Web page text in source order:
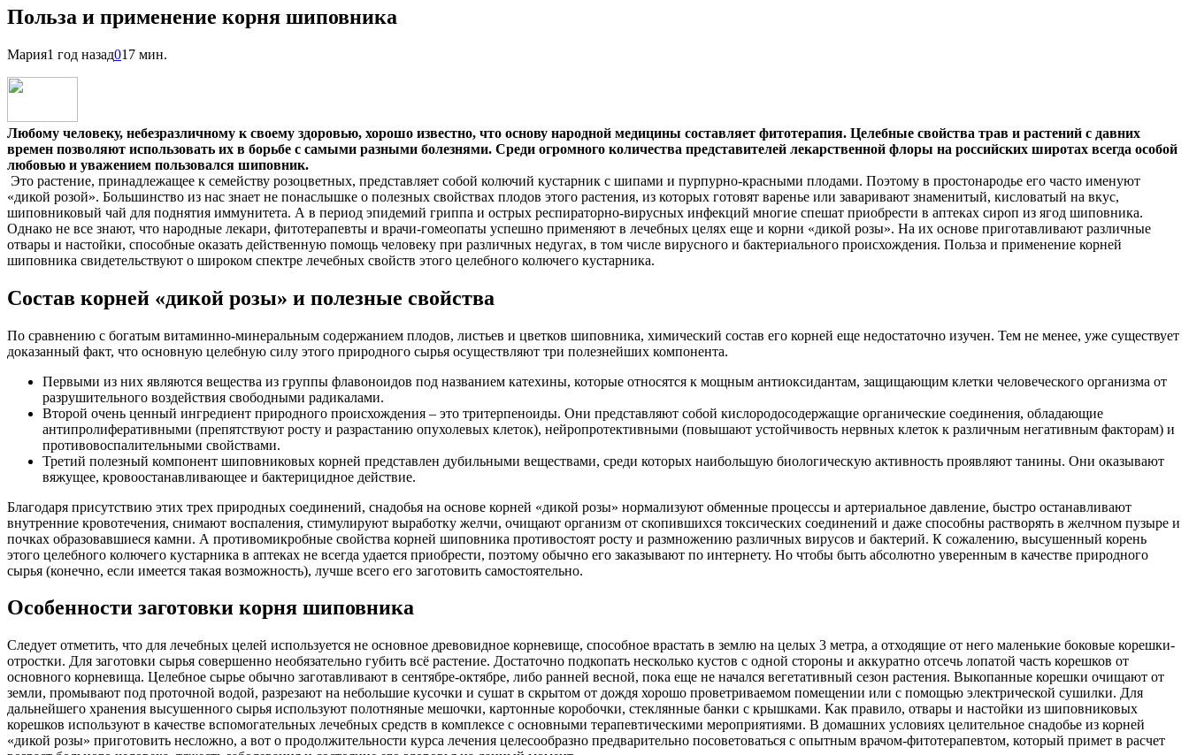
Польза и применение корня шиповника
Мария1 год назад017 мин.
Любому человеку, небезразличному к своему здоровью, хорошо известно, что основу народной медицины составляет фитотерапия. Целебные свойства трав и растений с давних
времен позволяют использовать их в борьбе с самыми разными болезнями. Среди огромного количества представителей лекарственной флоры на российских широтах всегда особой
любовью и уважением пользовался шиповник.
Это растение, принадлежащее к семейству розоцветных, представляет собой колючий кустарник с шипами и пурпурно-красными плодами. Поэтому в простонародье его часто именуют
«дикой розой». Большинство из нас знает не понаслышке о полезных свойствах плодов этого растения, из которых готовят варенье или заваривают знаменитый, кисловатый на вкус,
шиповниковый чай для поднятия иммунитета. А в период эпидемий гриппа и острых респираторно-вирусных инфекций многие спешат приобрести в аптеках сироп из ягод шиповника.
Однако не все знают, что народные лекари, фитотерапевты и врачи-гомеопаты успешно применяют в лечебных целях еще и корни «дикой розы». На их основе приготавливают различные
отвары и настойки, способные оказать действенную помощь человеку при различных недугах, в том числе вирусного и бактериального происхождения. Польза и применение корней
шиповника свидетельствуют о широком спектре лечебных свойств этого целебного колючего кустарника.
Состав корней «дикой розы» и полезные свойства
По сравнению с богатым витаминно-минеральным содержанием плодов, листьев и цветков шиповника, химический состав его корней еще недостаточно изучен. Тем не менее, уже существует
доказанный факт, что основную целебную силу этого природного сырья осуществляют три полезнейших компонента.
Первыми из них являются вещества из группы флавоноидов под названием катехины, которые относятся к мощным антиоксидантам, защищающим клетки человеческого организма от
разрушительного воздействия свободными радикалами.
Второй очень ценный ингредиент природного происхождения – это тритерпеноиды. Они представляют собой кислородосодержащие органические соединения, обладающие
антипролиферативными (препятствуют росту и разрастанию опухолевых клеток), нейропротективными (повышают устойчивость нервных клеток к различным негативным факторам) и
противовоспалительными свойствами.
Третий полезный компонент шиповниковых корней представлен дубильными веществами, среди которых наибольшую биологическую активность проявляют танины. Они оказывают
вяжущее, кровоостанавливающее и бактерицидное действие.
Благодаря присутствию этих трех природных соединений, снадобья на основе корней «дикой розы» нормализуют обменные процессы и артериальное давление, быстро останавливают
внутренние кровотечения, снимают воспаления, стимулируют выработку желчи, очищают организм от скопившихся токсических соединений и даже способны растворять в желчном пузыре и
почках образовавшиеся камни. А противомикробные свойства корней шиповника противостоят росту и размножению различных вирусов и бактерий. К сожалению, высушенный корень
этого целебного колючего кустарника в аптеках не всегда удается приобрести, поэтому обычно его заказывают по интернету. Но чтобы быть абсолютно уверенным в качестве природного
сырья (конечно, если имеется такая возможность), лучше всего его заготовить самостоятельно.
Особенности заготовки корня шиповника
Следует отметить, что для лечебных целей используется не основное древовидное корневище, способное врастать в землю на целых 3 метра, а отходящие от него маленькие боковые корешки-
отростки. Для заготовки сырья совершенно необязательно губить всё растение. Достаточно подкопать несколько кустов с одной стороны и аккуратно отсечь лопатой часть корешков от
основного корневища. Целебное сырье обычно заготавливают в сентябре-октябре, либо ранней весной, пока еще не начался вегетативный сезон растения. Выкопанные корешки очищают от
земли, промывают под проточной водой, разрезают на небольшие кусочки и сушат в скрытом от дождя хорошо проветриваемом помещении или с помощью электрической сушилки. Для
дальнейшего хранения высушенного сырья используют полотняные мешочки, картонные коробочки, стеклянные банки с крышками. Как правило, отвары и настойки из шиповниковых
корешков используют в качестве вспомогательных лечебных средств в комплексе с основными терапевтическими мероприятиями. В домашних условиях целительное снадобье из корней
«дикой розы» приготовить несложно, а вот о продолжительности курса лечения целесообразно предварительно посоветоваться с опытным врачом-фитотерапевтом, который примет в расчет